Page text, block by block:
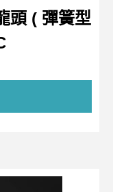
頭 ( 彈簧型